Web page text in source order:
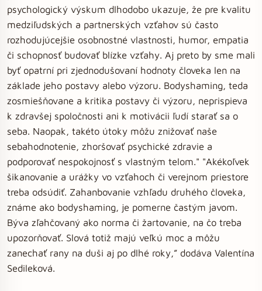
psychologický výskum dlhodobo ukazuje, že pre kvalitu
medziľudských a partnerských vzťahov sú často
rozhodujúcejšie osobnostné vlastnosti, humor, empatia
či schopnosť budovať blízke vzťahy. Aj preto by sme mali
byť opatrní pri zjednodušovaní hodnoty človeka len na
základe jeho postavy alebo výzoru. Bodyshaming, teda
zosmiešňovane a kritika postavy či výzoru, neprispieva
k zdravšej spoločnosti ani k motivácii ľudí starať sa o
seba. Naopak, takéto útoky môžu znižovať naše
sebahodnotenie, zhoršovať psychické zdravie a
podporovať nespokojnosť s vlastným telom." "Akékoľvek
šikanovanie a urážky vo vzťahoch či verejnom priestore
treba odsúdiť. Zahanbovanie vzhľadu druhého človeka,
známe ako bodyshaming, je pomerne častým javom.
Býva zľahčovaný ako norma či žartovanie, na čo treba
upozorňovať. Slová totiž majú veľkú moc a môžu
zanechať rany na duši aj po dlhé roky,” dodáva Valentína
Sedileková.